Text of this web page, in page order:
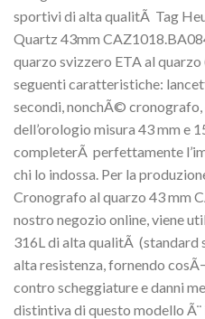
sportivi di alta qualitÃ Tag
Quartz 43mm
quarzo svizzero ETA al
seguenti caratteristiche:
secondi, nonchÃ© cronografo,
dell’orologio misura 43 mm e
completerÃ perfettamente
chi lo indossa. Per la
Cronografo al quarzo 43 mm
nostro negozio online, viene
316L di alta qualitÃ (standard
alta resistenza, fornendo
contro scheggiature e danni
distintiva di questo modello